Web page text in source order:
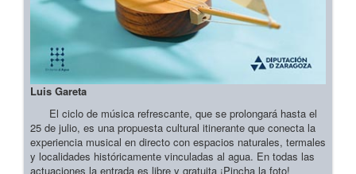
Luis Gareta
El ciclo de música refrescante, que se prolongará hasta el
25 de julio, es una propuesta cultural itinerante que conecta la
experiencia musical en directo con espacios naturales, termales
y localidades históricamente vinculadas al agua. En todas las
actuaciones la entrada es libre y gratuita ¡Pincha la foto!